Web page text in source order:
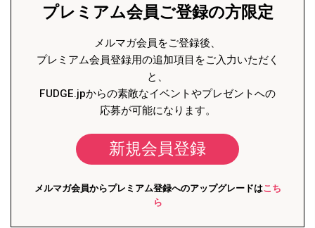
プレミアム会員ご登録の方限定
メルマガ会員をご登録後、
プレミアム会員登録用の追加項目をご入力いただく
と、
FUDGE.jpからの素敵なイベントやプレゼントへの
応募が可能になります。
新規会員登録
メルマガ会員からプレミアム登録へのアップグレードはこち
ら